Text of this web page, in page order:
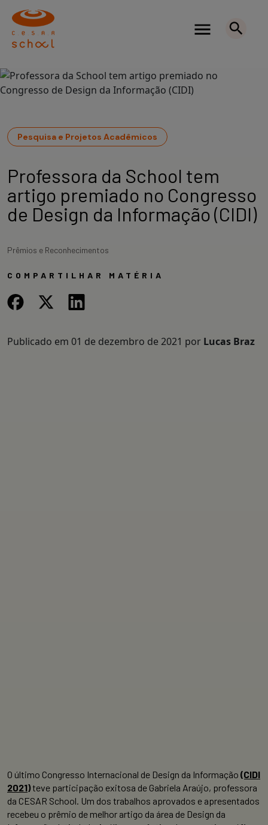
Pesquisa e Projetos Acadêmicos
Professora da School tem
artigo premiado no Congresso
de Design da Informação (CIDI)
Prêmios e Reconhecimentos
COMPARTILHAR MATÉRIA
Publicado em 01 de dezembro de 2021 por Lucas Braz
O último Congresso Internacional de Design da Informação (CIDI
2021)teve participação exitosa de Gabriela Araújo, professora
da CESAR School. Um dos trabalhos aprovados e apresentados
recebeu o prêmio de melhor artigo da área de Design da